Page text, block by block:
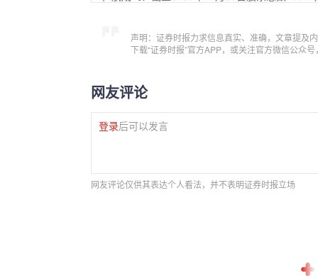
声明：证券时报力求信息真实、准确，文章提及
下载“证券时报”官方APP，或关注官方微信公众
网友评论
登录后可以发言
网友评论仅供其表达个人看法，并不表明证券时报立场